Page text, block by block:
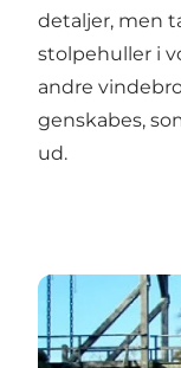
detaljer, men
stolpehuller i
andre
genskabes,
ud.